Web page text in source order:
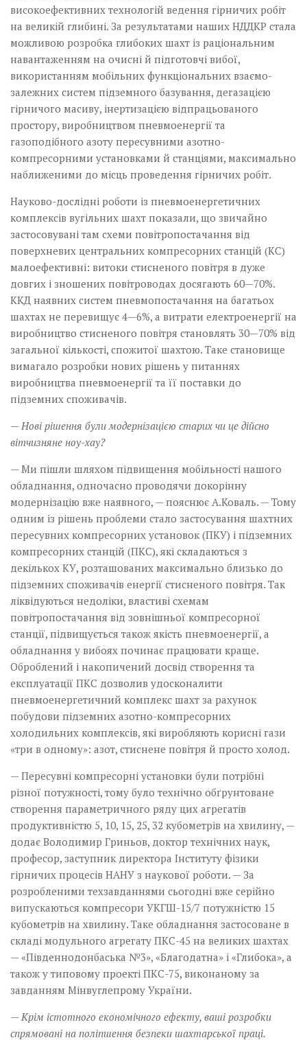
високоефективних технологій ведення гірничих робіт
на великій глибині. За результатами наших НДДКР стала
можливою розробка глибоких шахт із раціональним
навантаженням на очисні й підготовчі вибої,
використанням мобільних функціональних взає­мо­
залежних систем підземного ­базування, дегазацією
гірничого масиву, інертизацією відпрацьованого
простору, виробництвом пневмоенергії та
газоподібного азоту пересувними азотно-
компресорними установками й станціями, максимально
наближеними до місць проведення гірничих робіт.
Науково-дослідні роботи із пневмоенергетичних
комплексів вугільних шахт показали, що звичайно
застосовувані там схеми повітропостачання від
поверхневих центральних компресорних станцій (КС)
малоефективні: витоки стисненого повітря в дуже
довгих і зношених повітроводах досягають 60—70%.
ККД наявних систем пневмопостачання на багатьох
шахтах не перевищує 4—6%, а витрати електроенергії на
виробництво стисненого повітря становлять 30—70% від
загальної кількості, спожитої шахтою. Таке становище
вимагало розробки нових рішень у питаннях
виробництва пневмоенергії та її поставки до
підземних споживачів.
— Нові рішення були модернізацією старих чи це дійсно
вітчизняне ноу-хау?
— Ми пішли шляхом підвищення мобільності нашого
обладнання, одночасно проводячи докорінну
модернізацію вже наявного, — пояснює А.Коваль. — Тому
одним із рішень проблеми стало застосування шахтних
пересувних компресорних установок (ПКУ) і підземних
компресорних станцій (ПКС), які складаються з
декількох КУ, розташованих максимально близько до
підземних споживачів енергії стисненого повітря. Так
ліквідуються недоліки, властиві схемам
повітропостачання від зовнішньої компресорної
станції, підвищується також якість пневмоенергії, а
обладнання у вибоях починає працювати краще.
Оброблений і накопичений досвід створення та
експлуатації ПКС дозволив удосконалити
пневмоенергетичний комплекс шахт за рахунок
побудови підземних азотно-компресорних
холодильних комплексів, які виробляють корисні гази
«три в одному»: азот, стиснене повітря й просто холод.
— Пересувні компресорні установки були потрібні
різної потужності, тому було технічно обґрунтоване
створення параметричного ряду цих агрегатів
продуктивністю 5, 10, 15, 25, 32 кубометрів на хвилину, —
додає Володимир Гриньов, доктор технічних наук,
професор, заступник директора Інституту фізики
гірничих процесів НАНУ з наукової роботи. — За
розробленими техзавданнями сьогодні вже серійно
випускаються компресори УКГШ-15/7 потужністю ­15
кубометрів на хвилину. Таке обладнання застосоване в
складі модульного агрегату ПКС-45 на великих шахтах
— «Південно­донбаська №3», «Благодатна» і «Глибока», а
також у типовому проекті ПКС-75, виконаному за
завданням Мінвуглепрому України.
— Крім істотного економічного ефекту, ваші розробки
спрямовані на поліпшення безпеки шахтарської праці.